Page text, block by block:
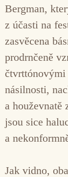
Bergman,
z účasti na
zasvěcena
prodrnčeně
čtvrttónovými
násilnosti,
a houževnatě
jsou sice
a
Jak vidno,